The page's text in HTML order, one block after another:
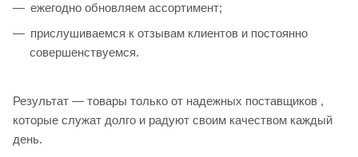
ежегодно обновляем ассортимент;
прислушиваемся к отзывам клиентов и постоянно
совершенствуемся.
Результат — товары только от надежных поставщиков ,
которые служат долго и радуют своим качеством каждый
день.